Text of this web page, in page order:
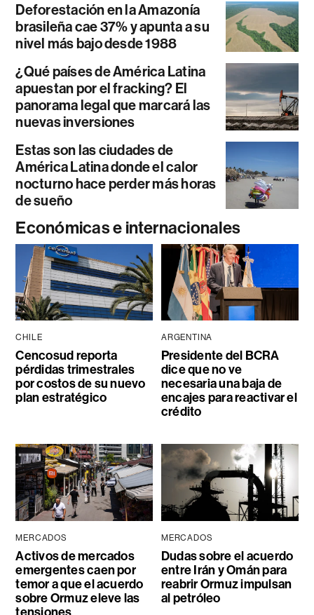
Deforestación en la Amazonía
brasileña cae 37% y apunta a su
nivel más bajo desde 1988
¿Qué países de América Latina
apuestan por el fracking? El
panorama legal que marcará las
nuevas inversiones
Estas son las ciudades de
América Latina donde el calor
nocturno hace perder más horas
de sueño
Económicas e internacionales
CHILE
Cencosud reporta
pérdidas trimestrales
por costos de su nuevo
plan estratégico
ARGENTINA
Presidente del BCRA
dice que no ve
necesaria una baja de
encajes para reactivar el
crédito
MERCADOS
Activos de mercados
emergentes caen por
temor a que el acuerdo
sobre Ormuz eleve las
MERCADOS
Dudas sobre el acuerdo
entre Irán y Omán para
reabrir Ormuz impulsan
al petróleo